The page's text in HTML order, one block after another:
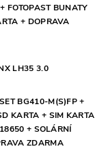
FOTOPAST BUNATY
+ DOPRAVA
LH35 3.0
BG410-M(S)FP +
KARTA + SIM KARTA
+ SOLÁRNÍ
ZDARMA